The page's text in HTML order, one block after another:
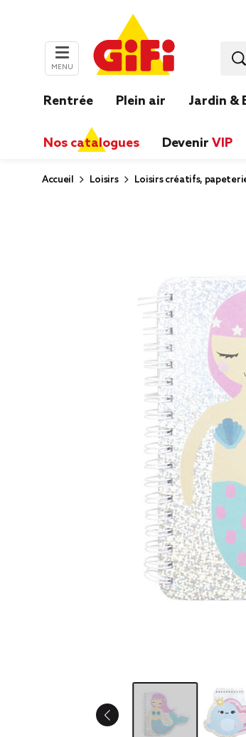
MENU
Rentrée Plein air Jardin &
Nos catalogues Devenir VIP
Accueil Loisirs Loisirs créatifs,